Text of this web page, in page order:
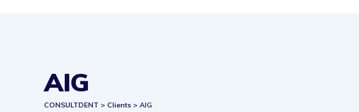
AIG
CONSULTDENT > Clients > AIG